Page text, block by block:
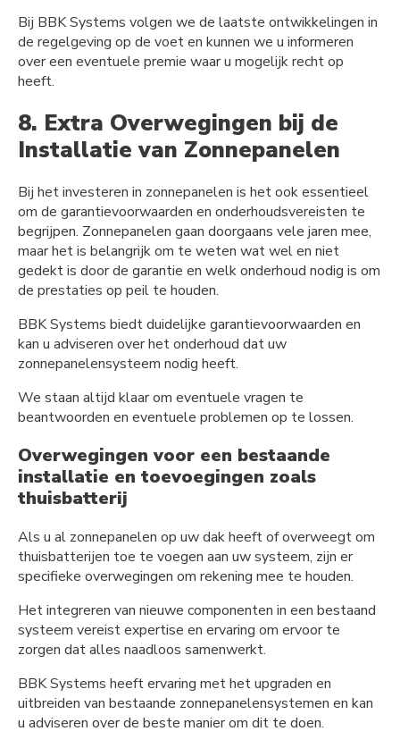
Bij BBK Systems volgen we de laatste ontwikkelingen in
de regelgeving op de voet en kunnen we u informeren
over een eventuele premie waar u mogelijk recht op
heeft.
8. Extra Overwegingen bij de
Installatie van Zonnepanelen
Bij het investeren in zonnepanelen is het ook essentieel
om de garantievoorwaarden en onderhoudsvereisten te
begrijpen. Zonnepanelen gaan doorgaans vele jaren mee,
maar het is belangrijk om te weten wat wel en niet
gedekt is door de garantie en welk onderhoud nodig is om
de prestaties op peil te houden.
BBK Systems biedt duidelijke garantievoorwaarden en
kan u adviseren over het onderhoud dat uw
zonnepanelensysteem nodig heeft.
We staan altijd klaar om eventuele vragen te
beantwoorden en eventuele problemen op te lossen.
Overwegingen voor een bestaande
installatie en toevoegingen zoals
thuisbatterij
Als u al zonnepanelen op uw dak heeft of overweegt om
thuisbatterijen toe te voegen aan uw systeem, zijn er
specifieke overwegingen om rekening mee te houden.
Het integreren van nieuwe componenten in een bestaand
systeem vereist expertise en ervaring om ervoor te
zorgen dat alles naadloos samenwerkt.
BBK Systems heeft ervaring met het upgraden en
uitbreiden van bestaande zonnepanelensystemen en kan
u adviseren over de beste manier om dit te doen.